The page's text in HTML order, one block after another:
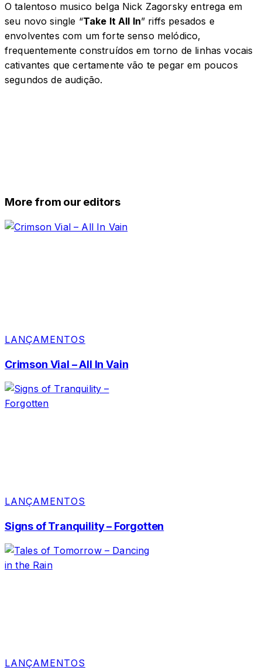
O talentoso musico belga Nick Zagorsky entrega em
seu novo single “Take It All In” riffs pesados ​​e
envolventes com um forte senso melódico,
frequentemente construídos em torno de linhas vocais
cativantes que certamente vão te pegar em poucos
segundos de audição.
More from our editors
LANÇAMENTOS
Crimson Vial – All In Vain
LANÇAMENTOS
Signs of Tranquility – Forgotten
LANÇAMENTOS